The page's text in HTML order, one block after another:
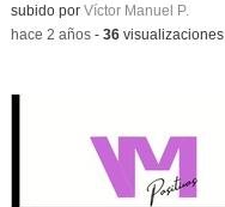
Contenido educativo.
subido por Víctor Manuel P.
-hace 2 años- 36visualizaciones